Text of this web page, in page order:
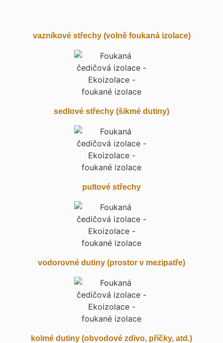
vazníkové střechy (volně foukaná izolace)
sedlové střechy (šikmé dutiny)
pultové střechy
vodorovné dutiny (prostor v mezipatře)
kolmé dutiny (obvodové zdivo, příčky, atd.)